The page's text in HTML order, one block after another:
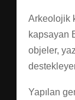
Arkeolojik
kapsayan
objeler,
Yapılan